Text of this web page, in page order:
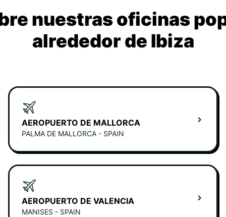
nuestras oficinas
alrededor de Ibiza
AEROPUERTO DE MALLORCA
PALMA DE MALLORCA - SPAIN
AEROPUERTO DE VALENCIA
MANISES - SPAIN